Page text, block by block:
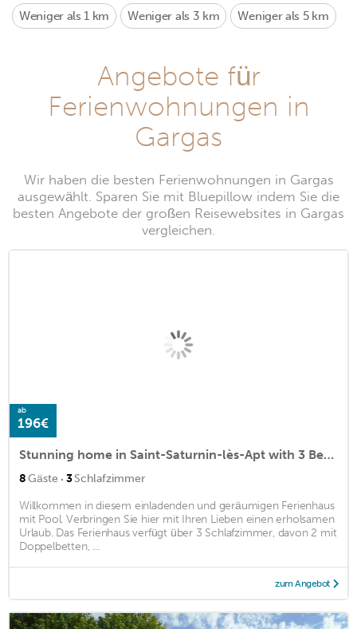
Weniger als 1 km Weniger als 3 km Weniger als 5 km
Angebote für
Ferienwohnungen in
Gargas
Wir haben die besten Ferienwohnungen in Gargas
ausgewählt. Sparen Sie mit Bluepillow indem Sie die
besten Angebote der großen Reisewebsites in Gargas
vergleichen.
ab
196€
Stunning home in Saint-Saturnin-lès-Apt with 3 Bedrooms, WiFi and Outdoor swimming pool
8Gäste · 3Schlafzimmer
Willkommen in diesem einladenden und geräumigen Ferienhaus
mit Pool. Verbringen Sie hier mit Ihren Lieben einen erholsamen
Urlaub. Das Ferienhaus verfügt über 3 Schlafzimmer, davon 2 mit
Doppelbetten, ...
zum Angebot